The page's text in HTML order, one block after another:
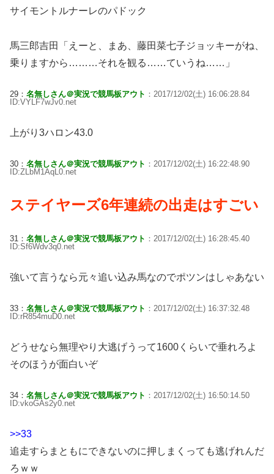
サイモントルナーレのパドック
馬三郎吉田「えーと、まあ、藤田菜七子ジョッキーがね、
乗りますから………それを観る……ていうね……」
29： 名無しさん＠実況で競馬板アウト ：2017/12/02(土) 16:06:28.84
ID:VYLF7wJv0.net
上がり3ハロン43.0
30： 名無しさん＠実況で競馬板アウト ：2017/12/02(土) 16:22:48.90
ID:ZLbM1AqL0.net
ステイヤーズ6年連続の出走はすごい
31： 名無しさん＠実況で競馬板アウト ：2017/12/02(土) 16:28:45.40
ID:Sf6Wdv3q0.net
強いて言うなら元々追い込み馬なのでポツンはしゃあない
33： 名無しさん＠実況で競馬板アウト ：2017/12/02(土) 16:37:32.48
ID:rR854muD0.net
どうせなら無理やり大逃げうって1600くらいで垂れろよ
そのほうが面白いぞ
34： 名無しさん＠実況で競馬板アウト ：2017/12/02(土) 16:50:14.50
ID:vkoGAs2y0.net
>>33
追走すらまともにできないのに押しまくっても逃げれんだ
ろｗｗ